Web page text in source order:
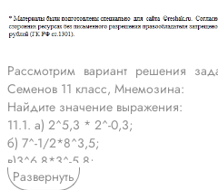
Рассмотрим вариант решения
Семенов 11 класс, Мнемозина:
Найдите значение выражения:
11.1. а) 2^5,3 * 2^-0,3;
б) 7^-1/2*8^3,5;
в)3^6,8*3^-5,8;
г)(3/4)^3,7*(3/4)*-0,7.
Развернуть